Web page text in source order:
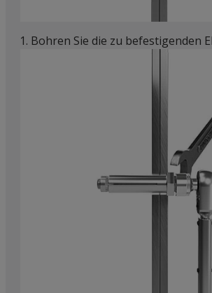
1. Bohren Sie die zu befestigenden